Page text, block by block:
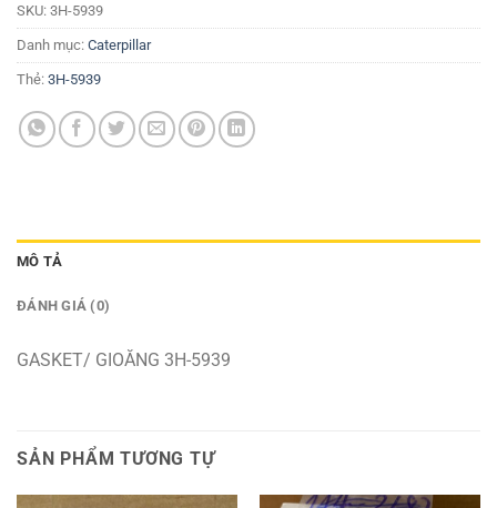
SKU: 3H-5939
Danh mục: Caterpillar
Thẻ: 3H-5939
MÔ TẢ
ĐÁNH GIÁ (0)
GASKET/ GIOĂNG 3H-5939
SẢN PHẨM TƯƠNG TỰ